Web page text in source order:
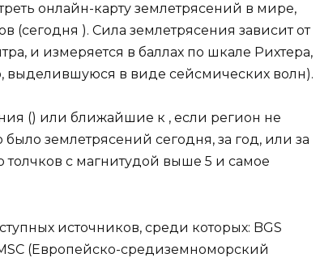
онлайн-карту землетрясений в мире,
(сегодня ). Сила землетрясения зависит от
и измеряется в баллах по шкале Рихтера,
выделившуюся в виде сейсмических волн).
() или ближайшие к , если регион не
землетрясений сегодня, за год, или за
с магнитудой выше 5 и самое
источников, среди которых: BGS
(Европейско-средиземноморский